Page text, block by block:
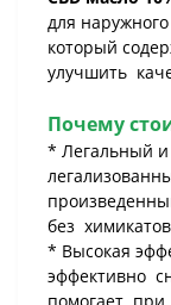
для
который
улучшить
Почему
* Легальный
без
* Высокая
эффективно